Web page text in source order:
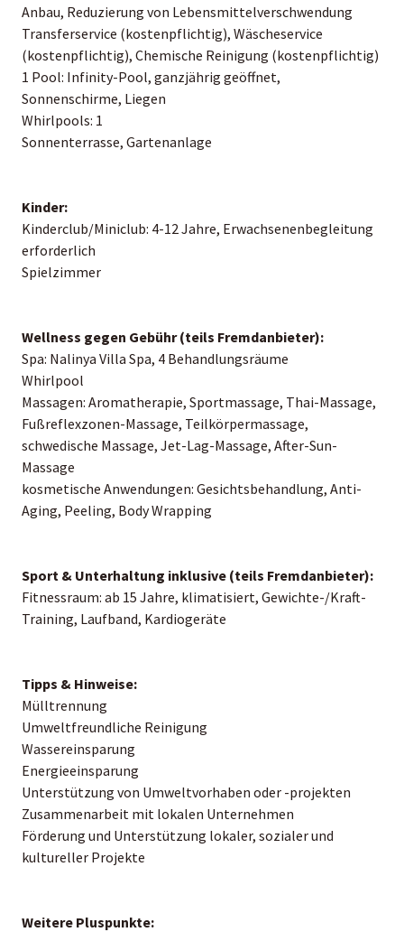
Anbau, Reduzierung von Lebensmittelverschwendung
Transferservice (kostenpflichtig), Wäscheservice
(kostenpflichtig), Chemische Reinigung (kostenpflichtig)
1 Pool: Infinity-Pool, ganzjährig geöffnet,
Sonnenschirme, Liegen
Whirlpools: 1
Sonnenterrasse, Gartenanlage
Kinder:
Kinderclub/Miniclub: 4-12 Jahre, Erwachsenenbegleitung
erforderlich
Spielzimmer
Wellness gegen Gebühr (teils Fremdanbieter):
Spa: Nalinya Villa Spa, 4 Behandlungsräume
Whirlpool
Massagen: Aromatherapie, Sportmassage, Thai-Massage,
Fußreflexzonen-Massage, Teilkörpermassage,
schwedische Massage, Jet-Lag-Massage, After-Sun-
Massage
kosmetische Anwendungen: Gesichtsbehandlung, Anti-
Aging, Peeling, Body Wrapping
Sport & Unterhaltung inklusive (teils Fremdanbieter):
Fitnessraum: ab 15 Jahre, klimatisiert, Gewichte-/Kraft-
Training, Laufband, Kardiogeräte
Tipps & Hinweise:
Mülltrennung
Umweltfreundliche Reinigung
Wassereinsparung
Energieeinsparung
Unterstützung von Umweltvorhaben oder -projekten
Zusammenarbeit mit lokalen Unternehmen
Förderung und Unterstützung lokaler, sozialer und
kultureller Projekte
Weitere Pluspunkte: